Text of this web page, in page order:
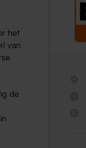
het
van
de